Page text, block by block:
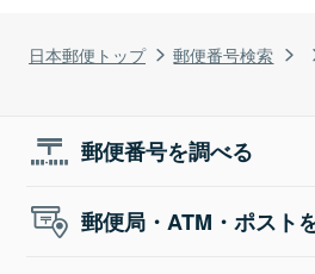
日本郵便トップ 郵便番号検索
郵便番号を調べる
郵便局・ATM・ポスト